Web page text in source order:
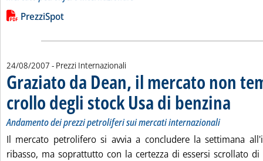
Leggi tutta la notizia: 'Variazioni in $/tonn dei prezzi spot
Lista allegati PDF alla notizia
PrezziSpot
24/08/2007 - Prezzi Internazionali
Graziato da Dean, il mercato non
crollo degli stock Usa di benzina
Andamento dei prezzi petroliferi sui mercati internazionali
Il mercato petrolifero si avvia a concludere la settimana
ribasso, ma soprattutto con la certezza di essersi scrollato